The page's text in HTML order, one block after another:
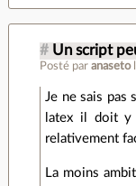
# Un script
Posté paranaseto
Je ne sais pas
latex il doit y
relativement
La moins